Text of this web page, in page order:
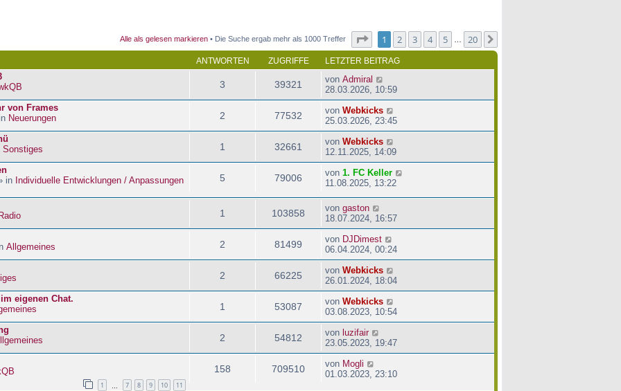
Alle als gelesen markieren • Die Suche ergab mehr als 1000 Treffer Seite von20
1 2 3 4 5 20
ANTWORTEN ZUGRIFFE LETZTER BEITRAG
3 39321 von Admiral
28.03.2026, 10:59
von Frames
Neuerungen 2 77532 von Webkicks
25.03.2026, 23:45
Sonstiges 1 32661 von Webkicks
12.11.2025, 14:09
in Individuelle Entwicklungen / Anpassungen
5 79006 von 1. FC Keller
11.08.2025, 13:22
Radio 1 103858 von gaston
18.07.2024, 16:57
Allgemeines 2 81499 von DJDimest
06.04.2024, 00:24
2 66225 von Webkicks
26.01.2024, 18:04
eigenen Chat.
1 53087 von Webkicks
03.08.2023, 10:54
2 54812 von luzifair
23.05.2023, 19:47
1 7 8 9 10 11
158 709510 von Mogli
01.03.2023, 23:10